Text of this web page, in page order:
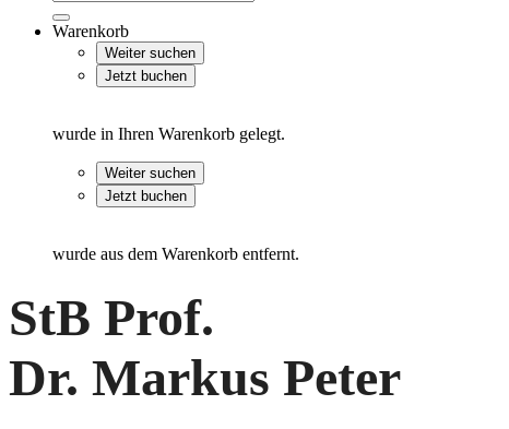
Warenkorb
Weiter suchen
Jetzt buchen
wurde in Ihren Warenkorb gelegt.
Weiter suchen
Jetzt buchen
wurde aus dem Warenkorb entfernt.
StB Prof.
Dr. Markus Peter